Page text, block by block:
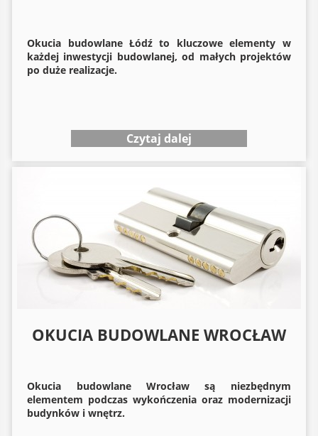
Okucia budowlaneŁódź to kluczowe elementy w
każdej inwestycji budowlanej, od małych projektów
po duże realizacje.
Czytaj dalej
OKUCIA BUDOWLANE WROCŁAW
Okucia budowlaneWrocław są niezbędnym
elementem podczas wykończenia oraz modernizacji
budynków i wnętrz.